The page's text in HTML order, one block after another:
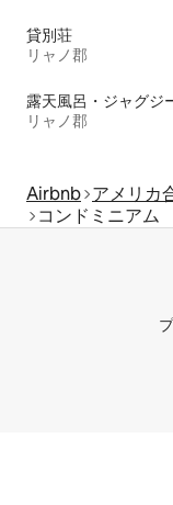
貸別荘
リャノ郡
リャノ郡
Airbnb アメリカ
コンドミニアム